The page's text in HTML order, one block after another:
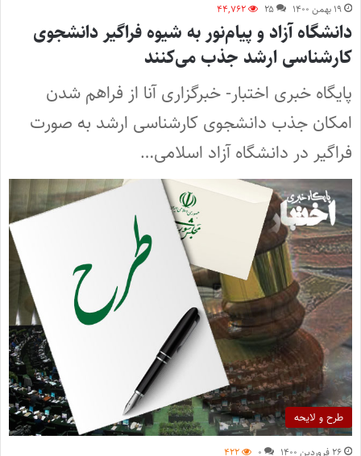
۱۹ بهمن ۱۴۰۰ ۲۵ ۴۴,۷۶۲
دانشگاه آزاد و پیام‌نور به شیوه فراگیر دانشجوی
کارشناسی ارشد جذب می‌کنند
پایگاه خبری اختبار- خبرگزاری آنا از فراهم شدن
امکان جذب دانشجوی کارشناسی ارشد به صورت
فراگیر در دانشگاه‌ آزاد اسلامی…
طرح و لایحه
۲۶ فروردین ۱۴۰۰ ۰ ۴۲۲